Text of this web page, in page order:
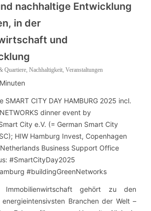
nachhaltige Entwicklung
in der
und
Quartiere, Nachhaltigkeit, Veranstaltungen
Minuten
gehört zu den
Branchen der Welt –